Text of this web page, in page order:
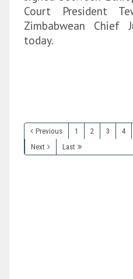
Court President
Zimbabwean Chief
today.
Previous 1 2 3 4
Next
Last